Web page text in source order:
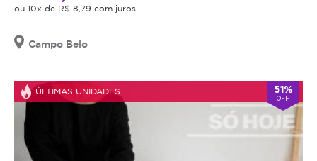
ou 10x de R$ 8,79 com juros
Campo Belo
ÚLTIMAS UNIDADES 51%
OFF